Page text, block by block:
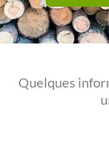
Quelques